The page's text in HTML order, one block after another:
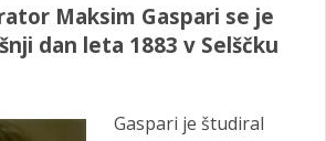
Maksim Gaspari se je
dan leta 1883 v Selščku
Gaspari je študiral